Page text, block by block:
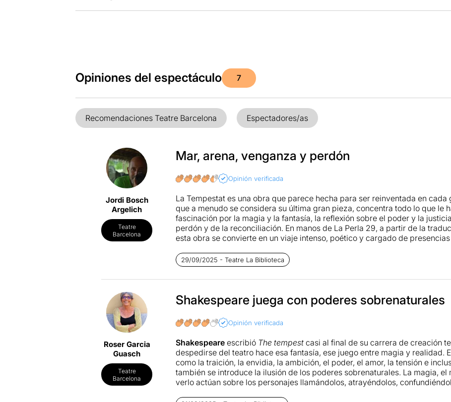
Opiniones del espectáculo 7
Recomendaciones Teatre Barcelona Espectadores/as
Jordi Bosch
Argelich
Teatre
Barcelona
Mar, arena, venganza y perdón
Opinión verificada
La Tempestat es una obra que parece hecha para ser reinventada en cada
que a menudo se considera su última gran pieza, concentra todo lo que le
fascinación por la magia y la fantasía, la reflexión sobre el poder y la
perdón y de la reconciliación. En manos de La Perla 29, a partir de la
esta obra se convierte en un viaje intenso, poético y cargado de
convertido al Teatro de la Biblioteca en un espacio reconocible, casi
sencillez material se convierten en sus instrumentos. Aquí no hay grandes
escenografías exuberantes: hay tierra, arena, troncos, una iluminación
misterio y de intimidad que encaja a la perfección con el universo de La
El texto de Shakespeare se mueve a caballo entre la comedia y la tragedia,
marinera y la alegoría moral. En este sentido, la producción sabe respetar
sin perder a la humanidad de los personajes. Próspero, Miranda, Ariel o
transmitir.
Uno de los grandes atractivos del montaje es la interpretación de Lluís
escénica tiene una fuerza magnética: cada pausa, cada silencio, cada
un personaje que es a la vez brujo, padre y gobernante destronado. Su
cansancio, odio y ternura, y al final se convierte en el corazón moral de la
aporta frescura y verdad a Miranda, mostrándola curiosa y esperanzada.
29/09/2025 - Teatre La Biblioteca
Roser Garcia
Guasch
Teatre
Barcelona
Shakespeare juega con poderes sobrenaturales
Opinión verificada
Shakespeareescribió The tempestcasi al final de su carrera de creación
despedirse del teatro hace esa fantasía, ese juego entre magia y realidad.
como la traición, la envidia, la ambición, el poder, el amor, la tensión e
también se introduce la ilusión de los poderes sobrenaturales. La magia, el
verlo actúan sobre los personajes llamándolos, atrayéndolos,